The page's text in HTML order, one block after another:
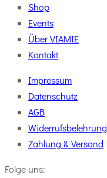
Shop
Events
Über VIAMIE
Kontakt
Impressum
Datenschutz
AGB
Widerrufsbelehrung
Zahlung & Versand
Folge uns: